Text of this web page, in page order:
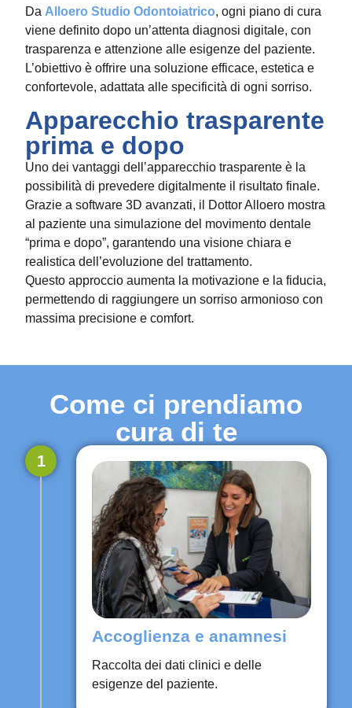
Da Alloero Studio Odontoiatrico, ogni piano di cura
viene definito dopo un’attenta diagnosi digitale, con
trasparenza e attenzione alle esigenze del paziente.
L’obiettivo è offrire una soluzione efficace, estetica e
confortevole, adattata alle specificità di ogni sorriso.
Apparecchio trasparente
prima e dopo
Uno dei vantaggi dell’apparecchio trasparente è la
possibilità di prevedere digitalmente il risultato finale.
Grazie a software 3D avanzati, il Dottor Alloero mostra
al paziente una simulazione del movimento dentale
“prima e dopo”, garantendo una visione chiara e
realistica dell’evoluzione del trattamento.
Questo approccio aumenta la motivazione e la fiducia,
permettendo di raggiungere un sorriso armonioso con
massima precisione e comfort.
Come ci prendiamo
cura di te
Accoglienza e anamnesi
Raccolta dei dati clinici e delle
esigenze del paziente.
1